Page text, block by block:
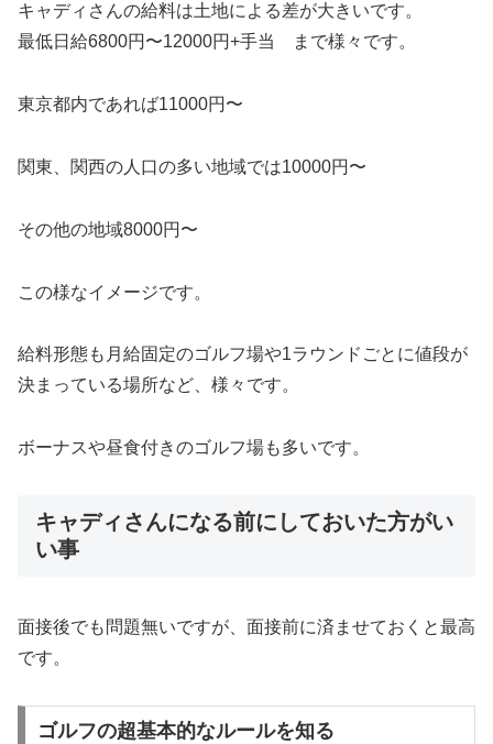
キャディさんの給料は土地による差が大きいです。
最低日給6800円〜12000円+手当 まで様々です。
東京都内であれば11000円〜
関東、関西の人口の多い地域では10000円〜
その他の地域8000円〜
この様なイメージです。
給料形態も月給固定のゴルフ場や1ラウンドごとに値段が
決まっている場所など、様々です。
ボーナスや昼食付きのゴルフ場も多いです。
キャディさんになる前にしておいた方がい
い事
面接後でも問題無いですが、面接前に済ませておくと最高
です。
ゴルフの超基本的なルールを知る